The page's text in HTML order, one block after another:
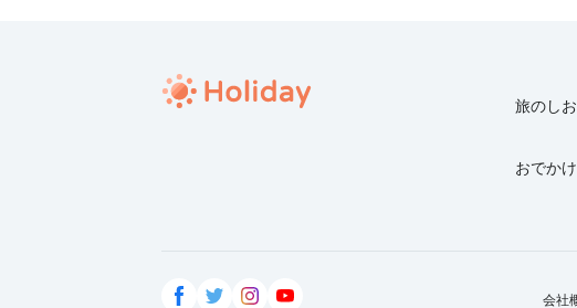
旅のし
おでか
会社